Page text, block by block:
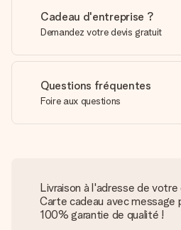
Cadeau d'entreprise ?
Demandez votre devis gratuit
Questions fréquentes
Foire aux questions
Livraison à l'adresse de votre
Carte cadeau avec
100% garantie de qualité !